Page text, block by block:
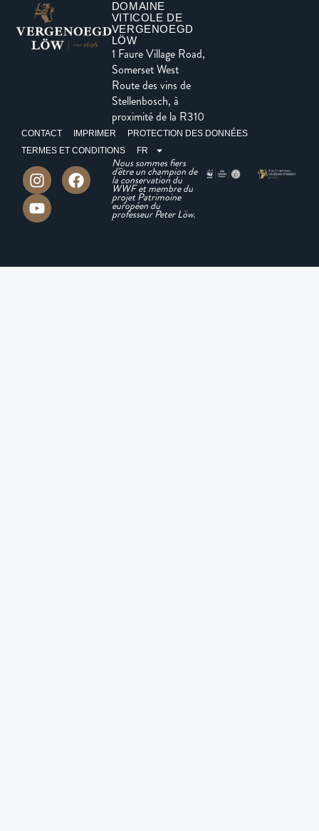
DOMAINE
VITICOLE DE
VERGENOEGD
LÖW
1 Faure Village Road,
Somerset West
Route des vins de
Stellenbosch, à
proximité de la R310
CONTACT IMPRIMER
PROTECTION DES DONNÉES
TERMES ET CONDITIONS
FR
Nous sommes fiers
d'être un champion de
la conservation du
WWF et membre du
projet Patrimoine
européen du
professeur Peter Löw.